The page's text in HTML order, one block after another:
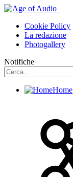
Cookie Policy
La redazione
Photogallery
Notifiche
Home